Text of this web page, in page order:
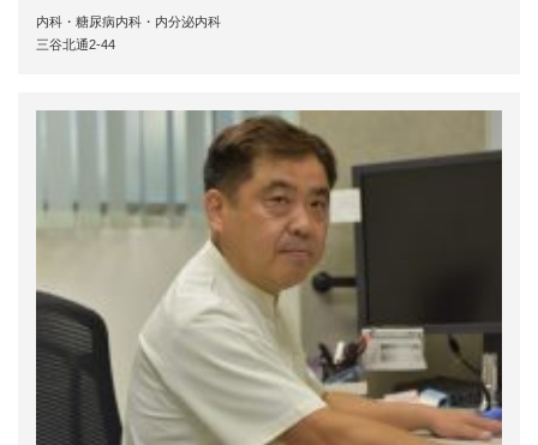
内科・糖尿病内科・内分泌内科
三谷北通2-44